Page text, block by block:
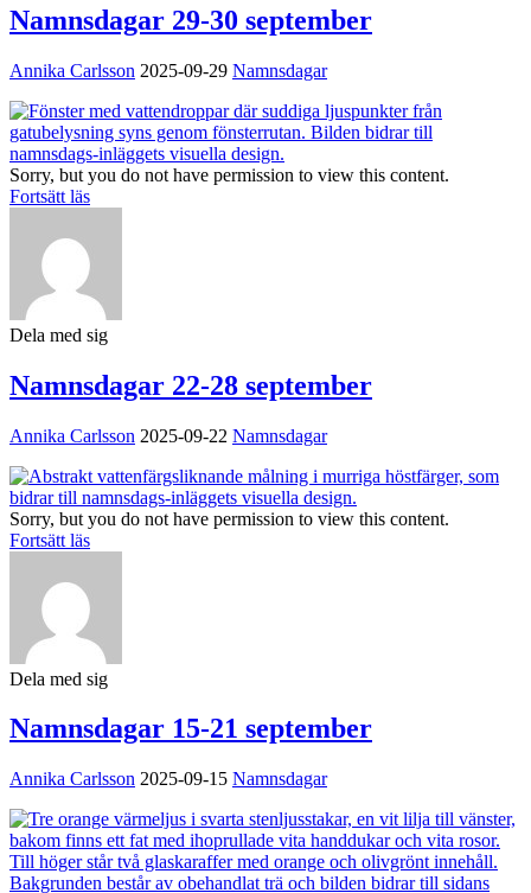
Namnsdagar 29-30 september
Annika Carlsson 2025-09-29 Namnsdagar
Sorry, but you do not have permission to view this content.
Fortsätt läs
Dela med sig
Namnsdagar 22-28 september
Annika Carlsson 2025-09-22 Namnsdagar
Sorry, but you do not have permission to view this content.
Fortsätt läs
Dela med sig
Namnsdagar 15-21 september
Annika Carlsson 2025-09-15 Namnsdagar